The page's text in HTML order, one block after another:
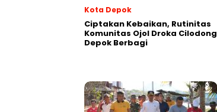
Kota Depok
Ciptakan Kebaikan, Rutinitas
Komunitas Ojol Droka Cilodong
Depok Berbagi